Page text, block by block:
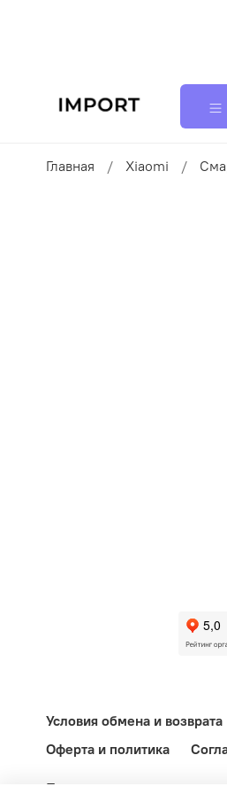
Главная Xiaomi
Условия обмена и возврата
Оферта и политика
При копировании